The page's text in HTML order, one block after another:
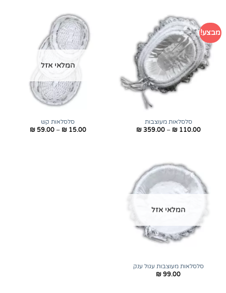
מבצע!
סלסלאות מעוצבות
₪110.00
–
₪359.00
המלאי אזל
סלסלאות קש
₪15.00
–
₪59.00
המלאי אזל
סלסלאות מעוצבות עגול ענק
₪ 99.00